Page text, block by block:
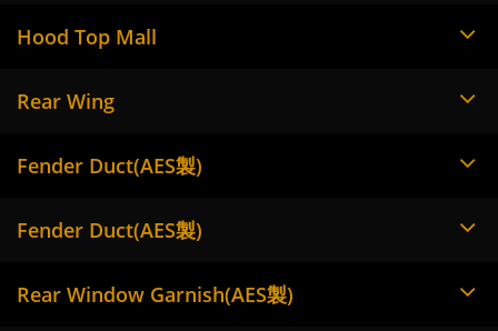
Hood Top Mall
Rear Wing
Fender Duct(AES製)
Fender Duct(AES製)
Rear Window Garnish(AES製)